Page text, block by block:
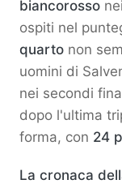
biancorosso
ospiti nel
quarto non
uomini di
nei secondi
dopo l'ultima
forma, con 24
La cronaca